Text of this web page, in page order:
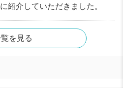
紹介していただきました。
を見る